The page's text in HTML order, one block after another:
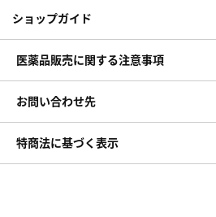
ショップガイド
医薬品販売に関する注意事項
お問い合わせ先
特商法に基づく表示